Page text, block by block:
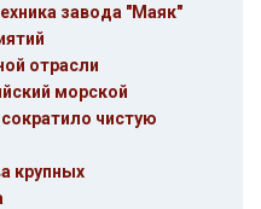
завода "Маяк"
отрасли
морской
чистую
крупных